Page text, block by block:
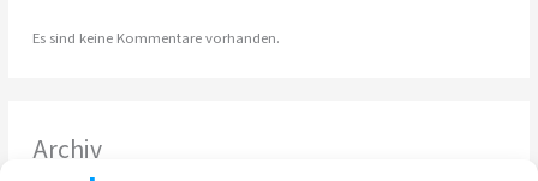
Es sind keine Kommentare vorhanden.
Archiv